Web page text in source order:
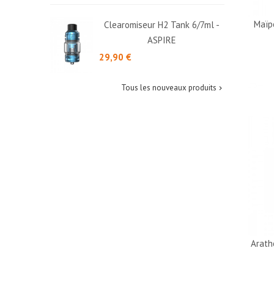
Clearomiseur H2 Tank 6/7ml -
ASPIRE
29,90 €
Tous les nouveaux produits 